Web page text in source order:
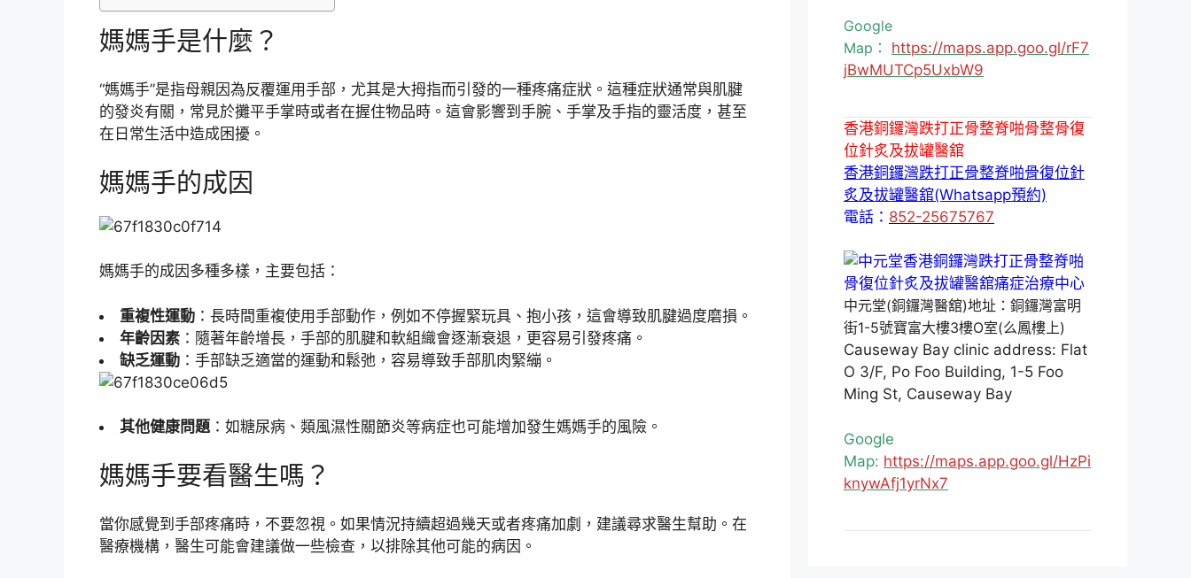
媽媽手是什麼？
“媽媽手”是指母親因為反覆運用手部，尤其是大拇指而引發的一種疼痛症狀。這種症狀通常與肌腱
的發炎有關，常見於攤平手掌時或者在握住物品時。這會影響到手腕、手掌及手指的靈活度，甚至
在日常生活中造成困擾。
媽媽手的成因
媽媽手的成因多種多樣，主要包括：
重複性運動 ：長時間重複使用手部動作，例如不停握緊玩具、抱小孩，這會導致肌腱過度磨損。
年齡因素 ：隨著年齡增長，手部的肌腱和軟組織會逐漸衰退，更容易引發疼痛。
缺乏運動 ：手部缺乏適當的運動和鬆弛，容易導致手部肌肉緊繃。
其他健康問題：如糖尿病、類風濕性關節炎等病症也可能增加發生媽媽手的風險。
媽媽手要看醫生嗎？
當你感覺到手部疼痛時，不要忽視。如果情況持續超過幾天或者疼痛加劇，建議尋求醫生幫助。在
醫療機構，醫生可能會建議做一些檢查，以排除其他可能的病因。
Google
Map： https://maps.app.goo.gl/rF7
jBwMUTCp5UxbW9
香港銅鑼灣跌打正骨整脊啪骨整骨復
位針炙及拔罐醫舘
香港銅鑼灣跌打正骨整脊啪骨復位針
炙及拔罐醫舘(Whatsapp預約)
電話： 852-25675767
中元堂(銅鑼灣醫舘)地址：銅鑼灣富明
街1-5號寶富大樓3樓O室(么鳳樓上)
Causeway Bay clinic address: Flat
O 3/F, Po Foo Building, 1-5 Foo
Ming St, Causeway Bay
Google
Map: https://maps.app.goo.gl/HzPi
knywAfj1yrNx7